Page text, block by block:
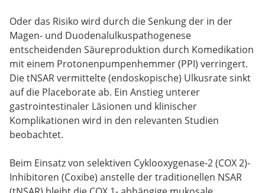
Oder das Risiko wird durch die Senkung der in der
Magen- und Duodenalulkuspathogenese
entscheidenden Säureproduktion durch Komedikation
mit einem Protonenpumpenhemmer (PPI) verringert.
Die tNSAR vermittelte (endoskopische) Ulkusrate sinkt
auf die Placeborate ab. Ein Anstieg unterer
gastrointestinaler Läsionen und klinischer
Komplikationen wird in den relevanten Studien
beobachtet.
Beim Einsatz von selektiven Cyklooxygenase-2 (COX 2)-
Inhibitoren (Coxibe) anstelle der traditionellen NSAR